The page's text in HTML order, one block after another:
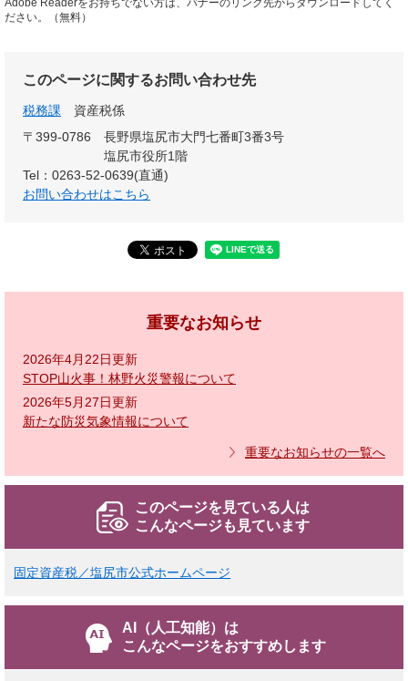
Adobe Readerをお持ちでない方は、バナーのリンク先からダウンロードしてく
ださい。（無料）
このページに関するお問い合わせ先
税務課
資産税係
〒399-0786
長野県塩尻市大門七番町3番3号
塩尻市役所1階
Tel：0263-52-0639(直通)
お問い合わせはこちら
重要なお知らせ
2026年4月22日更新
STOP山火事！林野火災警報について
2026年5月27日更新
新たな防災気象情報について
重要なお知らせの一覧へ
このページを見ている人は
こんなページも見ています
固定資産税／塩尻市公式ホームページ
AI（人工知能）は
こんなページをおすすめします